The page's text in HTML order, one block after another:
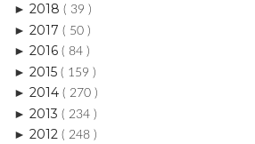
► 2018 ( 39 )
► 2017 ( 50 )
► 2016 ( 84 )
► 2015 ( 159 )
► 2014 ( 270 )
► 2013 ( 234 )
► 2012 ( 248 )